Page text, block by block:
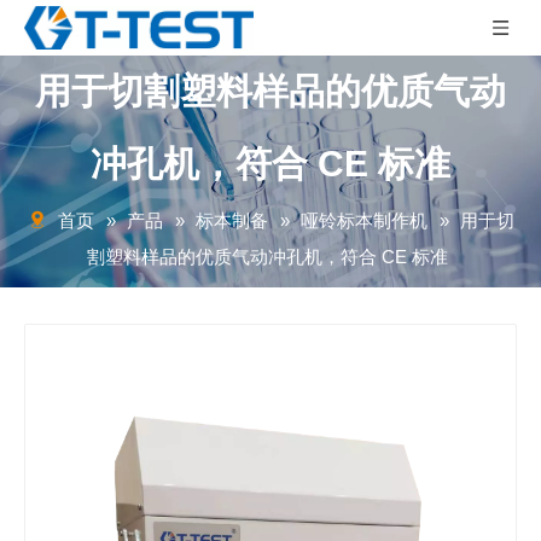
用于切割塑料样品的优质气动
冲孔机，符合 CE 标准
首页 » 产品 » 标本制备 » 哑铃标本制作机 » 用于切
割塑料样品的优质气动冲孔机，符合 CE 标准